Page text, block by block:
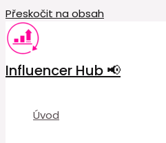
Přeskočit na obsah
Influencer Hub 📢
Úvod